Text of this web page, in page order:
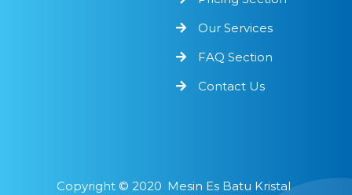
Our Services
FAQ Section
Contact Us
Copyright © 2020 Mesin Es Batu Kristal